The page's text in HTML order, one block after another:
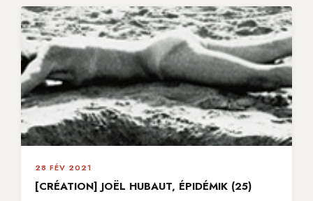
28 FÉV 2021
[CRÉATION] JOËL HUBAUT, ÉPIDÉMIK (25)